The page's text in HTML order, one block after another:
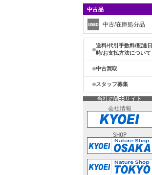
中古品
中古/在庫処分品
送料/代引手数料/配達日
時/お支払方法について
中古買取
スタッフ募集
当社のWEBサイト
会社情報
SHOP